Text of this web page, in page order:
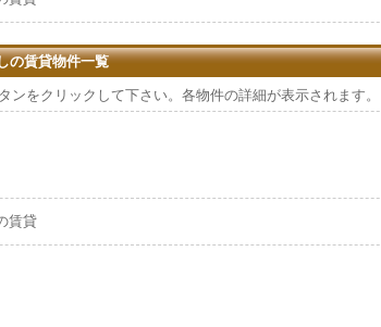
の賃貸物件一覧
ンをクリックして下さい。各物件の詳細が表示されます。
賃貸